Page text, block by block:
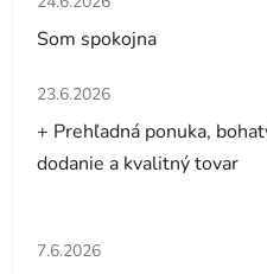
Som spokojna
Hodnotenie obchodu je 5 z
23.6.2026
+ Prehľadná ponuka,
dodanie a kvalitný tovar
Hodnotenie obchodu je 5 z
7.6.2026